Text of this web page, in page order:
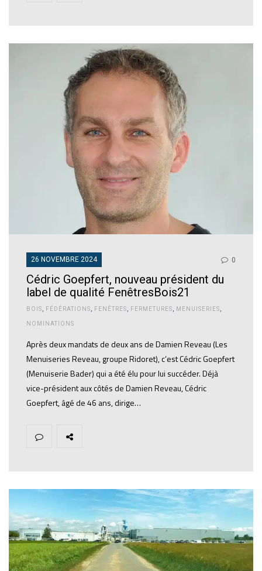
26 NOVEMBRE 2024 0
Cédric Goepfert, nouveau président du
label de qualité FenêtresBois21
BOIS FÉDÉRATIONS FENÊTRES FERMETURES MENUISERIES
NOMINATIONS
Après deux mandats de deux ans de Damien Reveau (Les
Menuiseries Reveau, groupe Ridoret), c’est Cédric Goepfert
(Menuiserie Bader) qui a été élu pour lui succéder. Déjà
vice-président aux côtés de Damien Reveau, Cédric
Goepfert, âgé de 46 ans, dirige…